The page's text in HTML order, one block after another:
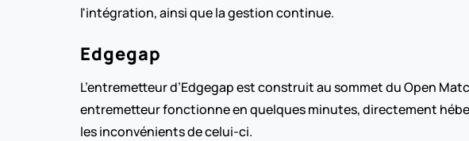
l'intégration, ainsi que la gestion continue.
Edgegap
L’entremetteur d’Edgegap est construit au sommet du Open
entremetteur fonctionne en quelques minutes, directement
les inconvénients de celui-ci.